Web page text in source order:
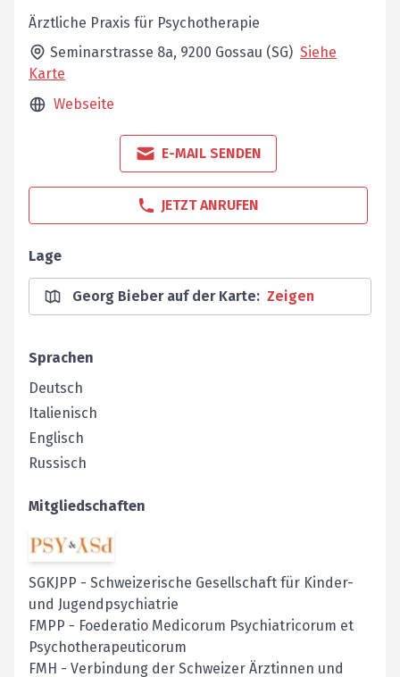
Ärztliche Praxis für Psychotherapie
Seminarstrasse 8a, 9200 Gossau (SG) Siehe
Karte
Webseite
E-MAIL SENDEN
JETZT ANRUFEN
Lage
Georg Bieber auf der Karte: Zeigen
Sprachen
Deutsch
Italienisch
Englisch
Russisch
Mitgliedschaften
SGKJPP - Schweizerische Gesellschaft für Kinder-
und Jugendpsychiatrie
FMPP - Foederatio Medicorum Psychiatricorum et
Psychotherapeuticorum
FMH - Verbindung der Schweizer Ärztinnen und